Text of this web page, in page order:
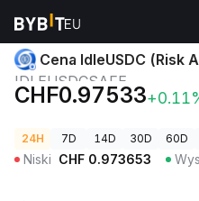
Ceny kryptowalut Cena
Cena IdleUSDC (Risk
IDLEUSDCSAFE
CHF0.97533
24H 7D 14D 30D 60D
Niski CHF 0.973653